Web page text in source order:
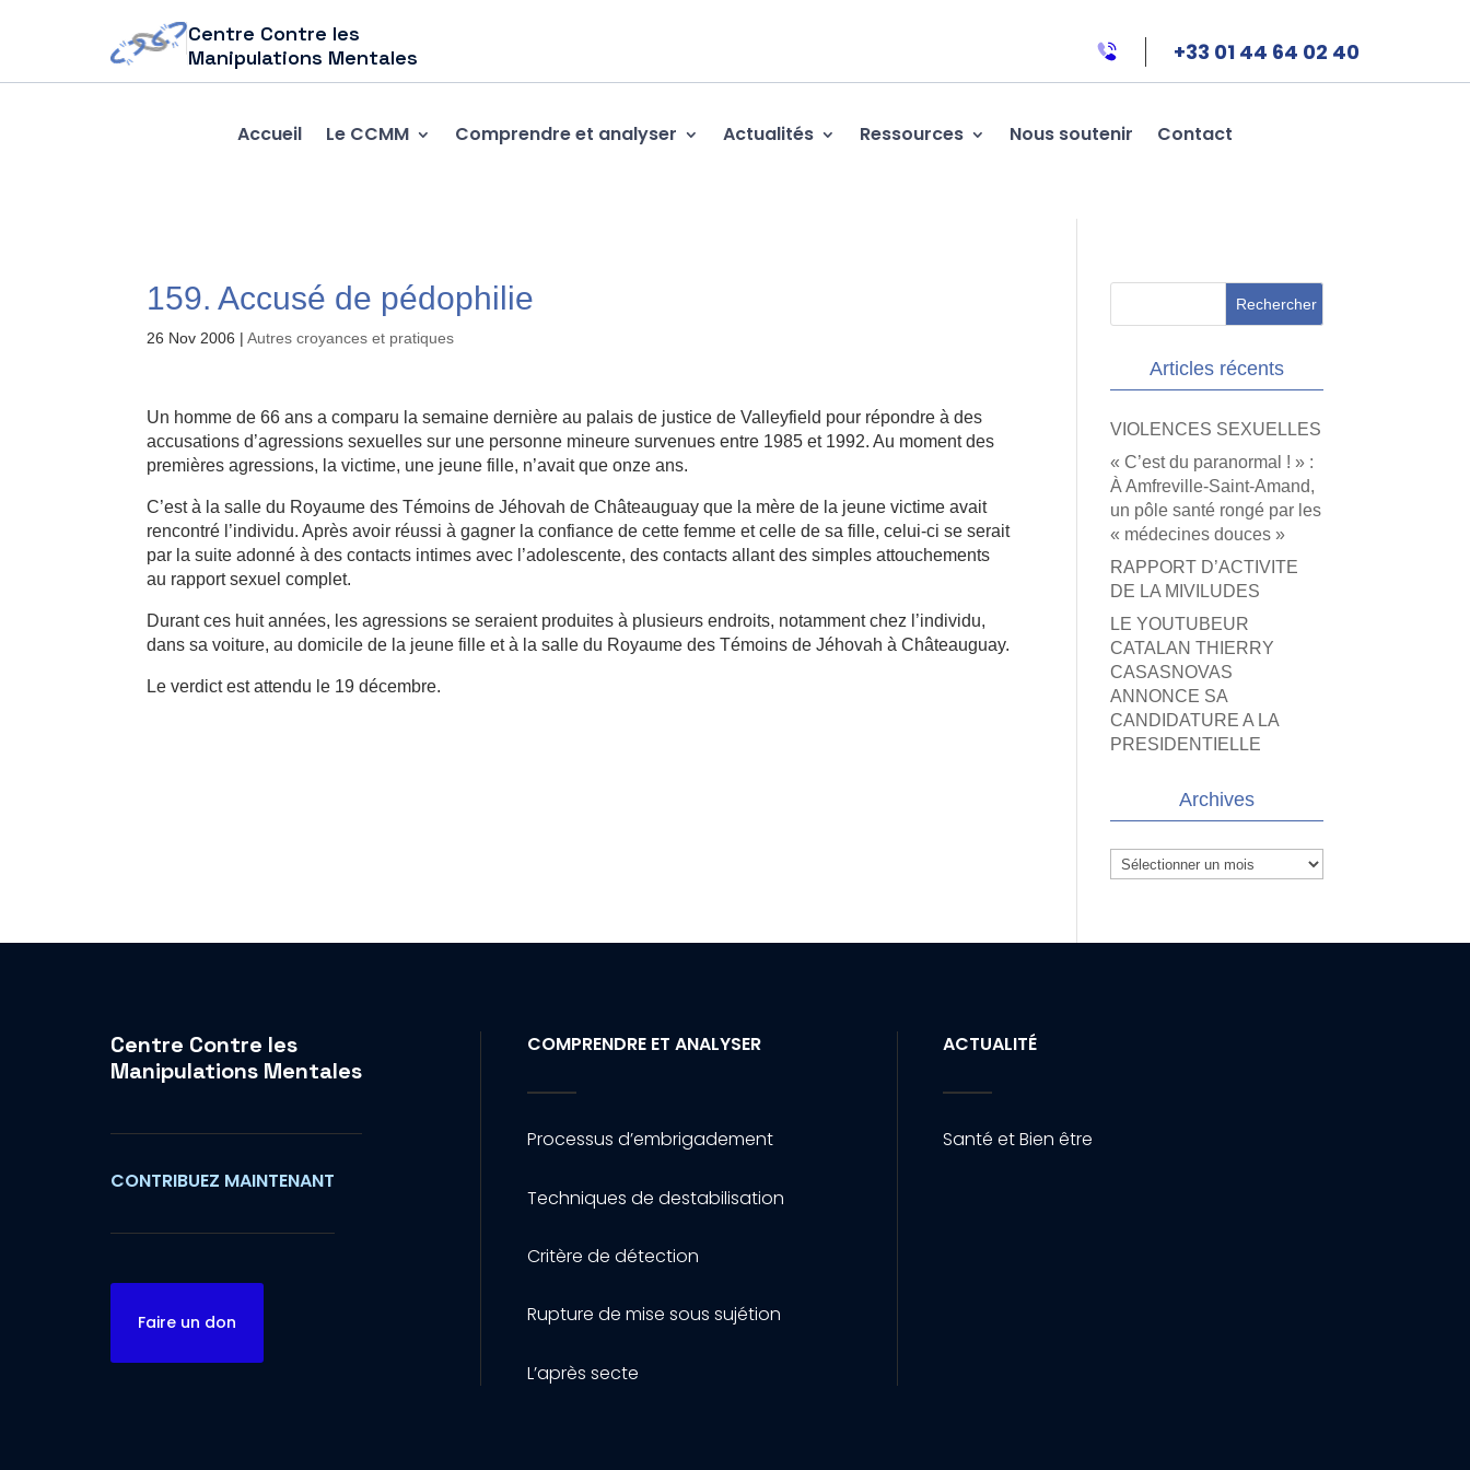
Centre Contre les
Manipulations Mentales
+33 01 44 64 02 40
Accueil Le CCMM Comprendre et analyser Actualités Ressources Nous soutenir Contact
159. Accusé de pédophilie
26 Nov 2006 |Autres croyances et pratiques
Un homme de 66 ans a comparu la semaine dernière au palais de justice de Valleyfield pour répondre à des
accusations d’agressions sexuelles sur une personne mineure survenues entre 1985 et 1992. Au moment des
premières agressions, la victime, une jeune fille, n’avait que onze ans.
C’est à la salle du Royaume des Témoins de Jéhovah de Châteauguay que la mère de la jeune victime avait
rencontré l’individu. Après avoir réussi à gagner la confiance de cette femme et celle de sa fille, celui-ci se serait
par la suite adonné à des contacts intimes avec l’adolescente, des contacts allant des simples attouchements
au rapport sexuel complet.
Durant ces huit années, les agressions se seraient produites à plusieurs endroits, notamment chez l’individu,
dans sa voiture, au domicile de la jeune fille et à la salle du Royaume des Témoins de Jéhovah à Châteauguay.
Le verdict est attendu le 19 décembre.
Articles récents
VIOLENCES SEXUELLES
« C’est du paranormal ! » :
À Amfreville-Saint-Amand,
un pôle santé rongé par les
« médecines douces »
RAPPORT D’ACTIVITE
DE LA MIVILUDES
LE YOUTUBEUR
CATALAN THIERRY
CASASNOVAS
ANNONCE SA
CANDIDATURE A LA
PRESIDENTIELLE
Archives
Archives
Centre Contre les
Manipulations Mentales
CONTRIBUEZ MAINTENANT
Faire un don
COMPRENDRE ET ANALYSER
Processus d’embrigadement
Techniques de destabilisation
Critère de détection
Rupture de mise sous sujétion
L’après secte
ACTUALITÉ
Santé et Bien être